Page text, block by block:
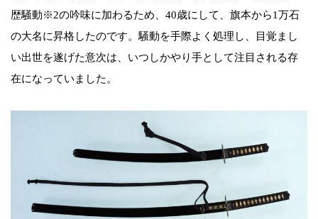
歴騒動※2の吟味に加わるため、40歳にして、旗本から1万石
の大名に昇格したのです。騒動を手際よく処理し、目覚まし
い出世を遂げた意次は、いつしかやり手として注目される存
在になっていました。